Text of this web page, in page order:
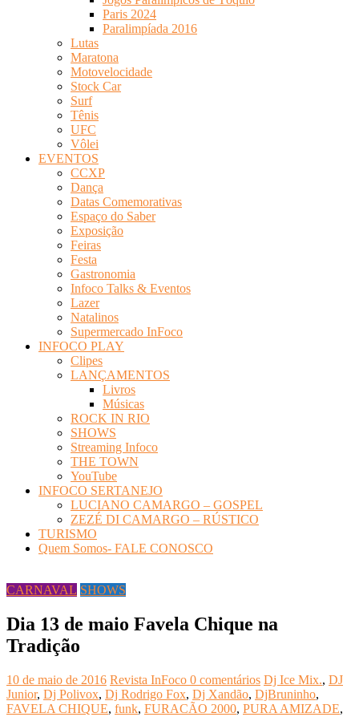
Paris 2024
Paralimpíada 2016
Lutas
Maratona
Motovelocidade
Stock Car
Surf
Tênis
UFC
Vôlei
EVENTOS
CCXP
Dança
Datas Comemorativas
Espaço do Saber
Exposição
Feiras
Festa
Gastronomia
Infoco Talks & Eventos
Lazer
Natalinos
Supermercado InFoco
INFOCO PLAY
Clipes
LANÇAMENTOS
Livros
Músicas
ROCK IN RIO
SHOWS
Streaming Infoco
THE TOWN
YouTube
INFOCO SERTANEJO
LUCIANO CAMARGO – GOSPEL
ZEZÉ DI CAMARGO – RÚSTICO
TURISMO
Quem Somos- FALE CONOSCO
CARNAVAL SHOWS
Dia 13 de maio Favela Chique na
Tradição
10 de maio de 2016 Revista InFoco 0 comentários Dj Ice Mix., DJ
Junior, Dj Polivox, Dj Rodrigo Fox, Dj Xandão, DjBruninho,
FAVELA CHIQUE, funk, FURACÃO 2000, PURA AMIZADE,